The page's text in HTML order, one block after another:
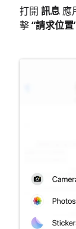
打開 訊息 應
擊“請求位置